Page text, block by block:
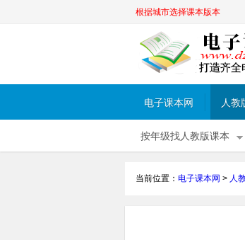
根据城市选择课本版本
电子课本网 人教
按年级找人教版课本
当前位置： 电子课本网 > 人